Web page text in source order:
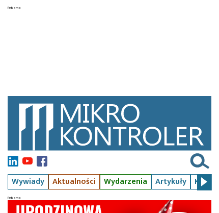
Wywiady Aktualności Wydarzenia Artykuły Kursy